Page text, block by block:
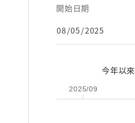
開始日期
今年以來
2025/09